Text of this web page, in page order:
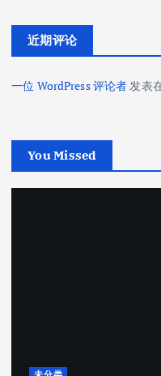
近期评论
一位 WordPress 评论者 发表
You Missed